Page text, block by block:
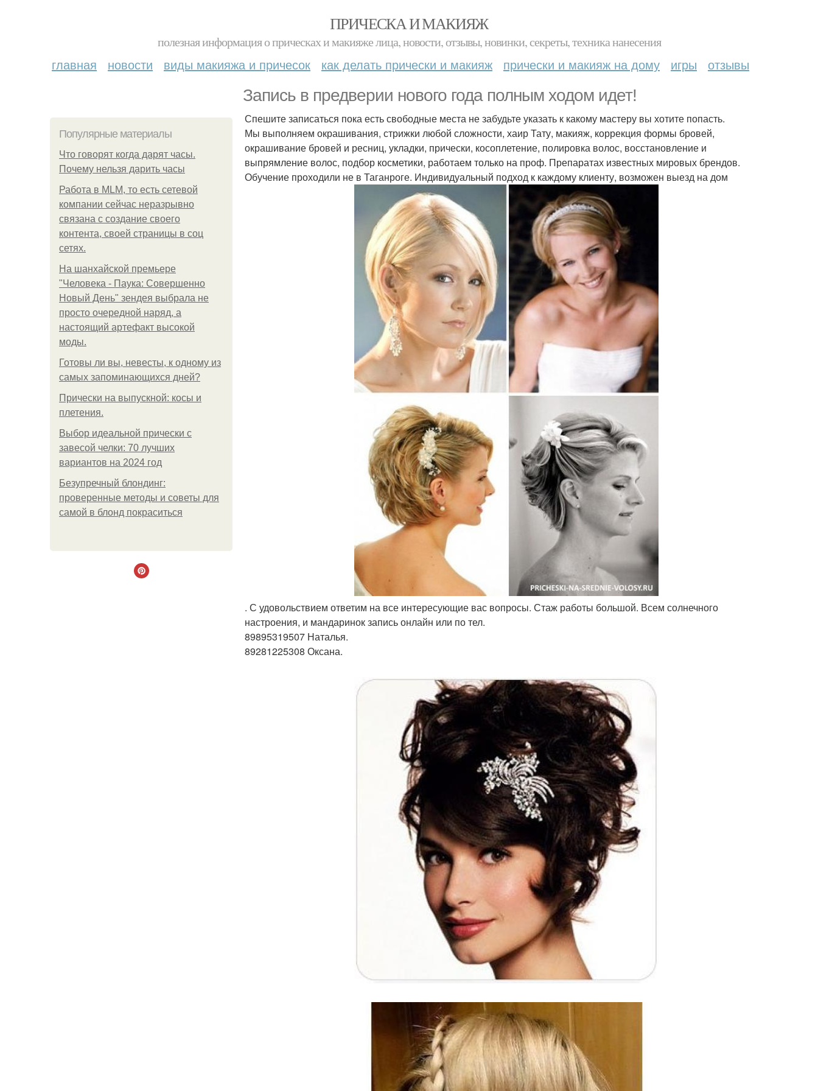
ПРИЧЕСКА И МАКИЯЖ
полезная информация о прическах и макияже лица, новости, отзывы, новинки, секреты, техника нанесения
главная новости виды макияжа и причесок как делать прически и макияж прически и макияж на дому игры отзывы
Запись в предверии нового года полным ходом идет!
Популярные материалы
Что говорят когда дарят часы.
Почему нельзя дарить часы
Работа в MLM, то есть сетевой
компании сейчас неразрывно
связана с создание своего
контента, своей страницы в соц
сетях.
На шанхайской премьере
"Человека - Паука: Совершенно
Новый День" зендея выбрала не
просто очередной наряд, а
настоящий артефакт высокой
моды.
Готовы ли вы, невесты, к одному из
самых запоминающихся дней?
Прически на выпускной: косы и
плетения.
Выбор идеальной прически с
завесой челки: 70 лучших
вариантов на 2024 год
Безупречный блондинг:
проверенные методы и советы для
самой в блонд покраситься
Спешите записаться пока есть свободные места не забудьте указать к какому мастеру вы хотите попасть.
Мы выполняем окрашивания, стрижки любой сложности, хаир Тату, макияж, коррекция формы бровей,
окрашивание бровей и ресниц, укладки, прически, косоплетение, полировка волос, восстановление и
выпрямление волос, подбор косметики, работаем только на проф. Препаратах известных мировых брендов.
Обучение проходили не в Таганроге. Индивидуальный подход к каждому клиенту, возможен выезд на дом
. С удовольствием ответим на все интересующие вас вопросы. Стаж работы большой. Всем солнечного
настроения, и мандаринок запись онлайн или по тел.
89895319507 Наталья.
89281225308 Оксана.